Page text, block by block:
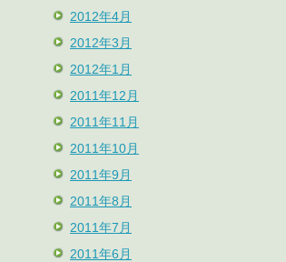
2012年4月
2012年3月
2012年1月
2011年12月
2011年11月
2011年10月
2011年9月
2011年8月
2011年7月
2011年6月